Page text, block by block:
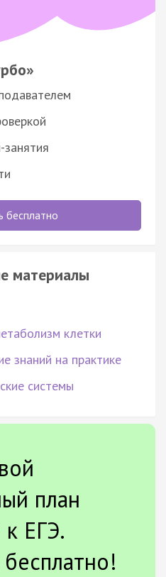
бесплатно
материалы
клетки
знаний на практике
системы
план
к ЕГЭ.